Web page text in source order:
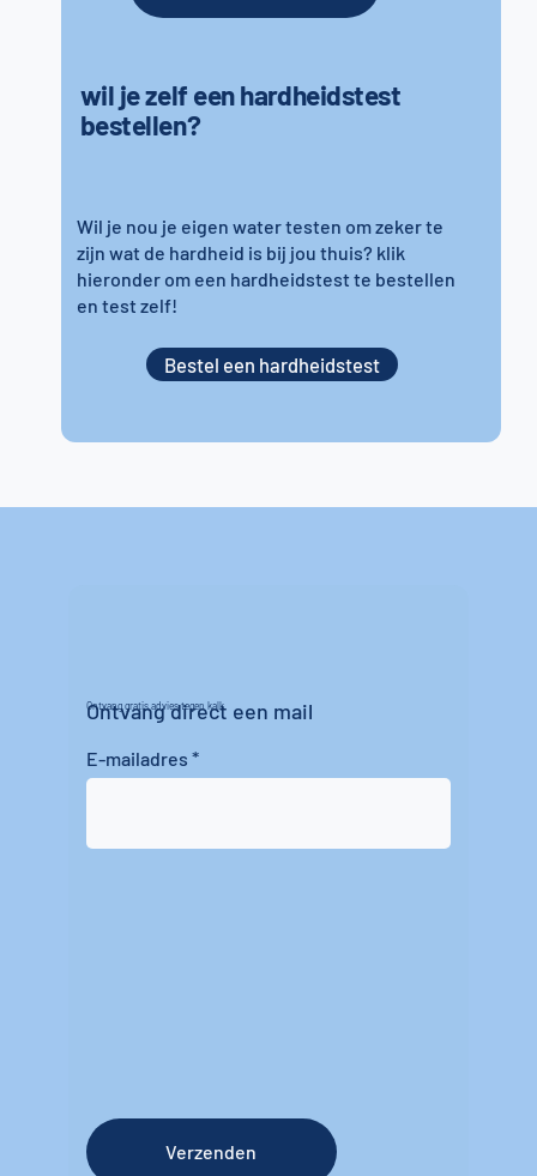
wil je zelf een hardheidstest
bestellen?
Wil je nou je eigen water testen om zeker te
zijn wat de hardheid is bij jou thuis? klik
hieronder om een hardheidstest te bestellen
en test zelf!
Bestel een hardheidstest
Ontvang gratis advies tegen kalk
Ontvang direct een mail
E-mailadres
Verzenden